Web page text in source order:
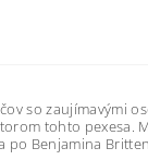
so zaujímavými
tohto pexesa.
po Benjamina